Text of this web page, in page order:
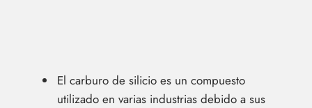
El carburo de silicio es un compuesto
utilizado en varias industrias debido a sus